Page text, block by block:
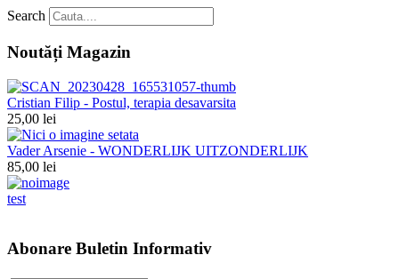
Search
Noutăți Magazin
Cristian Filip - Postul, terapia desavarsita
25,00 lei
Vader Arsenie - WONDERLIJK UITZONDERLIJK
85,00 lei
test
Abonare Buletin Informativ